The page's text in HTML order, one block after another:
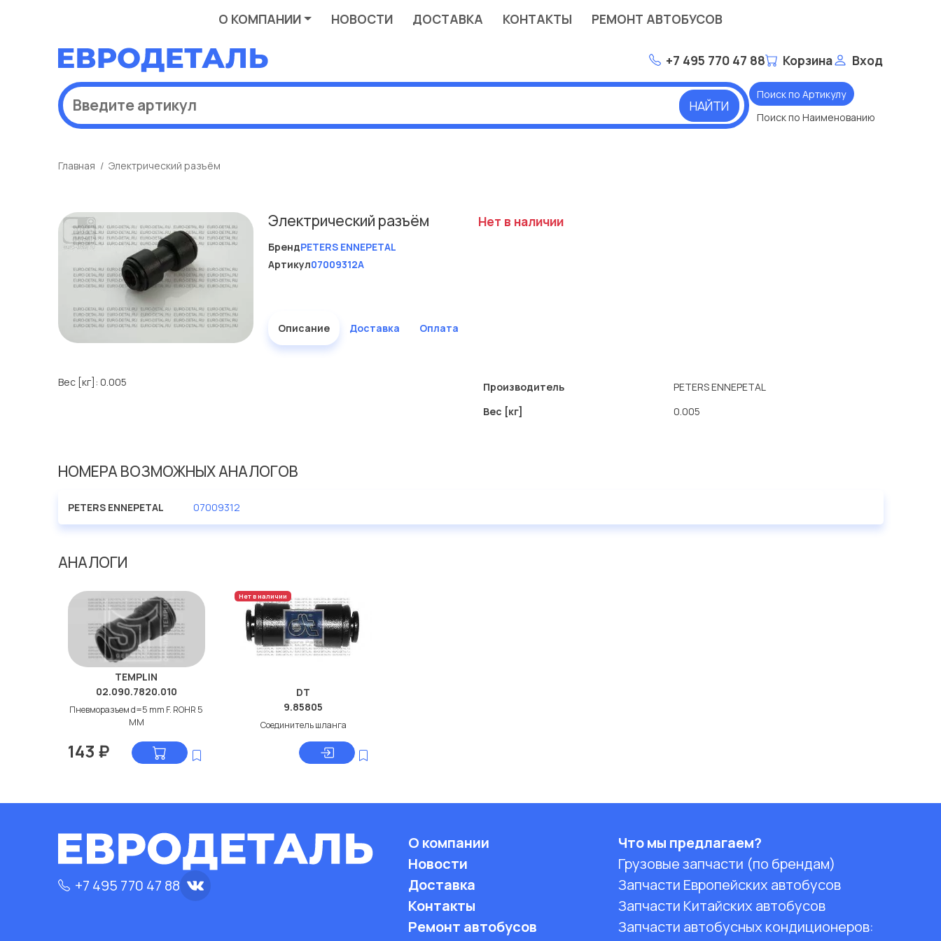
О КОМПАНИИ НОВОСТИ ДОСТАВКА КОНТАКТЫ РЕМОНТ АВТОБУСОВ
+7 495 770 47 88 Корзина Вход
НАЙТИ
Поиск по Артикулу
Поиск по Наименованию
Главная Электрический разъём
Электрический разъём
БрендPETERS ENNEPETAL
Артикул07009312A
Нет в наличии
Описание Доставка Оплата
Вес [кг]: 0.005 Производитель
PETERS ENNEPETAL
Вес [кг]
0.005
НОМЕРА ВОЗМОЖНЫХ АНАЛОГОВ
PETERS ENNEPETAL 07009312
АНАЛОГИ
TEMPLIN
02.090.7820.010
Пневморазъем d=5 mm F. ROHR 5
MM
143 ₽
Нет в наличии
DT
9.85805
Соединитель шланга
+7 495 770 47 88
О компании
Новости
Доставка
Контакты
Ремонт автобусов
Что мы предлагаем?
Грузовые запчасти (по брендам)
Запчасти Европейских автобусов
Запчасти Китайских автобусов
Запчасти автобусных кондиционеров: